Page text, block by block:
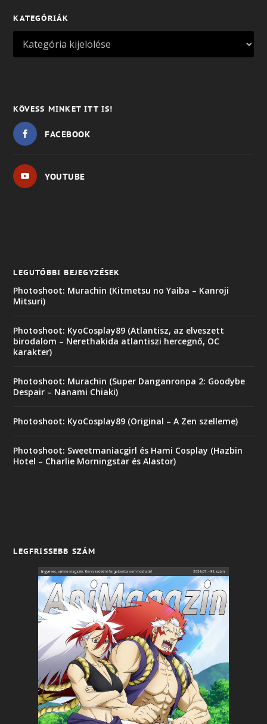
KATEGÓRIÁK
KÖVESS MINKET ITT IS!
FACEBOOK
YOUTUBE
LEGUTÓBBI BEJEGYZÉSEK
Photoshoot: Murachin (Kitmetsu no Yaiba – Kanroji
Mitsuri)
Photoshoot: KyoCosplay89 (Atlantisz, az elveszett
birodalom – Nerethakida atlantiszi hercegnő, OC
karakter)
Photoshoot: Murachin (Super Danganronpa 2: Goodybe
Despair – Nanami Chiaki)
Photoshoot: KyoCosplay89 (Original – A Zen szelleme)
Photoshoot: Sweetmaniacgirl és Hami Cosplay (Hazbin
Hotel – Charlie Morningstar és Alastor)
LEGFRISSEBB SZÁM